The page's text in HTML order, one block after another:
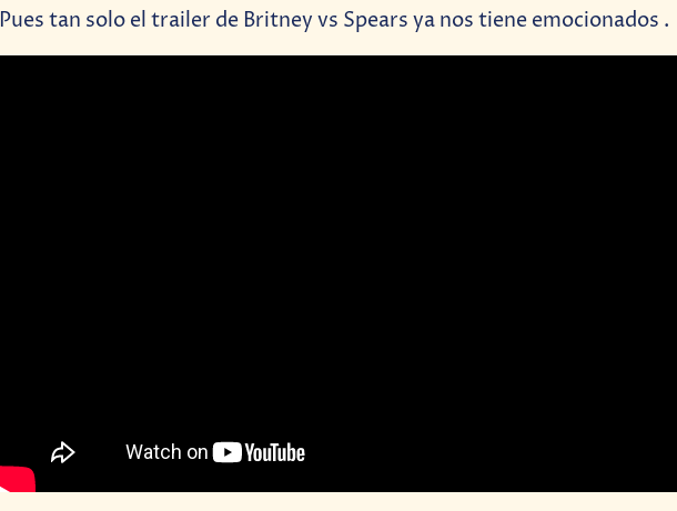
Pues tan solo el trailer de Britney vs Spears ya nos tiene emocionados .